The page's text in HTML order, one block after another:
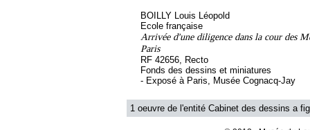
BOILLY Louis Léopold
Ecole française
Arrivée d'une diligence dans la cour des
Paris
RF 42656, Recto
Fonds des dessins et miniatures
- Exposé à Paris, Musée Cognacq-Jay
1 oeuvre de l'entité Cabinet des dessins a